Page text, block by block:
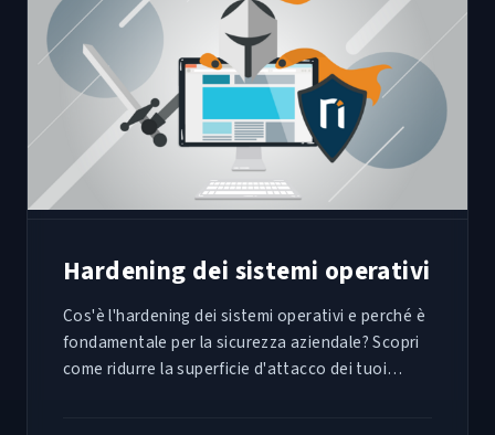
Hardening dei sistemi operativi
Cos'è l'hardening dei sistemi operativi e perché è
fondamentale per la sicurezza aziendale? Scopri
come ridurre la superficie d'attacco dei tuoi